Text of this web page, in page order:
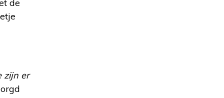
de
zijn er